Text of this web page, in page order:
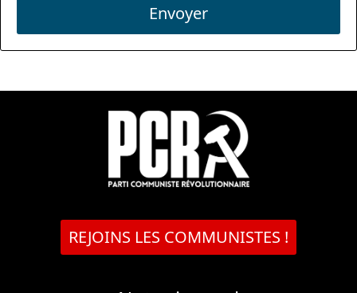
Envoyer
REJOINS LES COMMUNISTES !